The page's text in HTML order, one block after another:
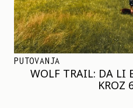
PUTOVANJA
WOLF TRAIL: DA LI
KROZ